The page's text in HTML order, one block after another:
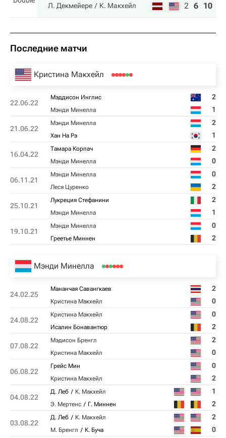
Л. Декмейере К. Макхейл 2 6 10
Последние матчи
Кристина Макхейл
22.06.22
Мэддисон Инглис 2
Мэнди Минелла 1
21.06.22
Мэнди Минелла 2
Хан На Рэ 1
16.04.22
Тамара Корпач 2
Мэнди Минелла 0
06.11.21
Мэнди Минелла 0
Леся Цуренко 2
25.10.21
Лукреция Стефанини 2
Мэнди Минелла 1
19.10.21
Мэнди Минелла 0
Греетье Миннен 2
Мэнди Минелла
24.02.25
Мананчая Савангкаев 2
Кристина Макхейл 0
24.08.22
Кристина Макхейл 0
Исалин Бонавантюр 2
07.08.22
Мэдисон Бренгл 2
Кристина Макхейл 0
06.08.22
Грейс Мин 0
Кристина Макхейл 2
04.08.22
Д. Леб К. Макхейл 1
Э. Мертенс Г. Миннен 2
03.08.22
Д. Леб К. Макхейл 2
М. Бренгл К. Буча 0